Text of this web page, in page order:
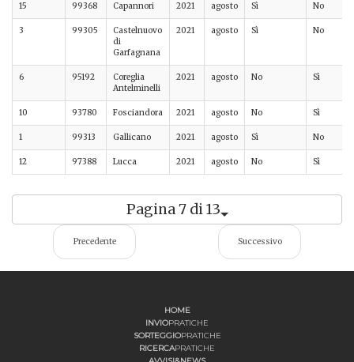
15 99368 Capannori 2021 agosto Sì No
3 99305
Castelnuovo
di
Garfagnana
2021 agosto Sì No
6 95192
Coreglia
Antelminelli
2021 agosto No Sì
10 93780 Fosciandora 2021 agosto No Sì
1 99313 Gallicano 2021 agosto Sì No
12 97388 Lucca 2021 agosto No Sì
Pagina 7 di 13
Precedente Successivo
HOME
INVIOPRATICHE
SORTEGGIOPRATICHE
RICERCAPRATICHE